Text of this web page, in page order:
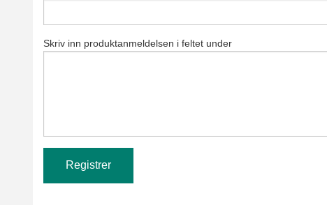
Skriv inn produktanmeldelsen i feltet under